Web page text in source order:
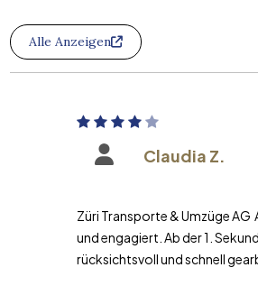
Alle Anzeigen
Claudia Z.
Züri Transporte & Umzüge AG Alle
und engagiert. Ab der 1. Sekunde
rücksichtsvoll und schnell gearbeitet.